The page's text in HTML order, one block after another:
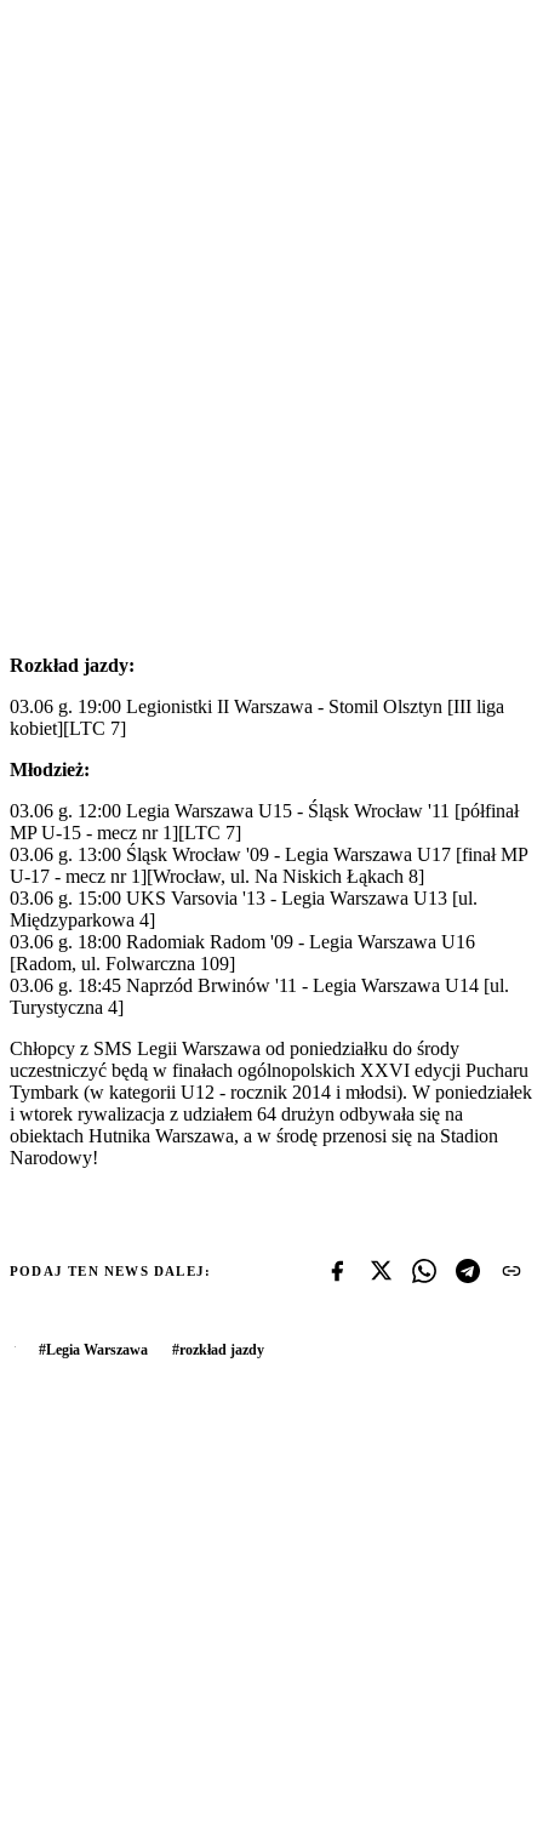
Rozkład jazdy:
03.06 g. 19:00 Legionistki II Warszawa - Stomil Olsztyn [III liga
kobiet][LTC 7]
Młodzież:
03.06 g. 12:00 Legia Warszawa U15 - Śląsk Wrocław '11 [półfinał
MP U-15 - mecz nr 1][LTC 7]
03.06 g. 13:00 Śląsk Wrocław '09 - Legia Warszawa U17 [finał MP
U-17 - mecz nr 1][Wrocław, ul. Na Niskich Łąkach 8]
03.06 g. 15:00 UKS Varsovia '13 - Legia Warszawa U13 [ul.
Międzyparkowa 4]
03.06 g. 18:00 Radomiak Radom '09 - Legia Warszawa U16
[Radom, ul. Folwarczna 109]
03.06 g. 18:45 Naprzód Brwinów '11 - Legia Warszawa U14 [ul.
Turystyczna 4]
Chłopcy z SMS Legii Warszawa od poniedziałku do środy
uczestniczyć będą w finałach ogólnopolskich XXVI edycji Pucharu
Tymbark (w kategorii U12 - rocznik 2014 i młodsi). W poniedziałek
i wtorek rywalizacja z udziałem 64 drużyn odbywała się na
obiektach Hutnika Warszawa, a w środę przenosi się na Stadion
Narodowy!
PODAJ TEN NEWS DALEJ:
#Legia Warszawa #rozkład jazdy